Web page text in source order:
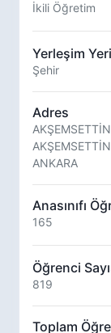
İkili Öğretim
Yerleşim Yeri
Şehir
Adres
ANKARA
Anasınıfı
165
Öğrenci
819
Toplam